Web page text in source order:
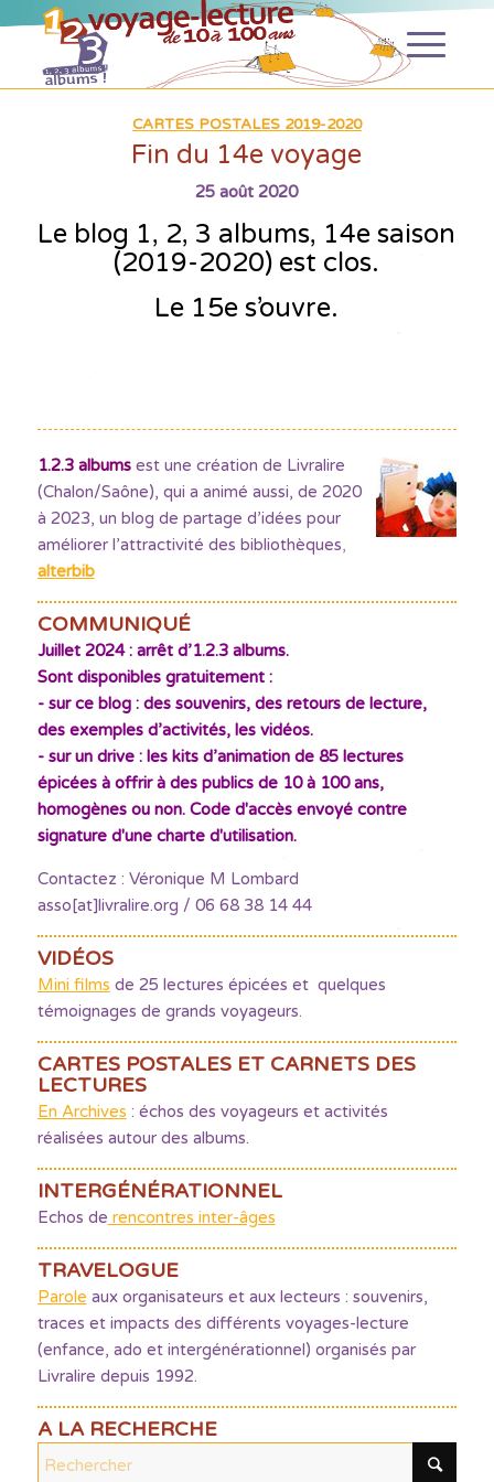
CARTES POSTALES 2019-2020
Fin du 14e voyage
25 août 2020
Le blog 1, 2, 3 albums, 14e saison
(2019-2020) est clos.
Le 15e s’ouvre.
1.2.3 albumsest une création de Livralire
(Chalon/Saône), qui a animé aussi, de 2020
à 2023, un blog de partage d’idées pour
améliorer l’attractivité des bibliothèques,
alterbib
COMMUNIQUÉ
Juillet 2024 : arrêt d’1.2.3 albums.
Sont disponibles gratuitement :
- sur ce blog : des souvenirs, des retours de lecture,
des exemples d’activités, les vidéos.
- sur un drive : les kits d’animation de 85 lectures
épicées à offrir à des publics de 10 à 100 ans,
homogènes ou non. Code d'accès envoyé contre
signature d'une charte d'utilisation.
Contactez : Véronique M Lombard
asso[at]livralire.org / 06 68 38 14 44
VIDÉOS
Mini films de 25 lectures épicées et quelques
témoignages de grands voyageurs.
CARTES POSTALES ET CARNETS DES
LECTURES
En Archives : échos des voyageurs et activités
réalisées autour des albums.
INTERGÉNÉRATIONNEL
Echos de rencontres inter-âges
TRAVELOGUE
Parole aux organisateurs et aux lecteurs : souvenirs,
traces et impacts des différents voyages-lecture
(enfance, ado et intergénérationnel) organisés par
Livralire depuis 1992.
A LA RECHERCHE